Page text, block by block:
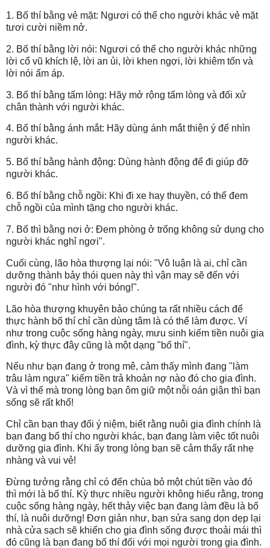
1. Bố thí bằng vẻ mặt: Ngươi có thể cho người khác vẻ mặt
tươi cười niềm nở.
2. Bố thí bằng lời nói: Ngươi có thể cho người khác những
lời cổ vũ khích lệ, lời an ủi, lời khen ngợi, lời khiêm tốn và
lời nói ấm áp.
3. Bố thí bằng tấm lòng: Hãy mở rộng tấm lòng và đối xử
chân thành với người khác.
4. Bố thí bằng ánh mắt: Hãy dùng ánh mắt thiện ý để nhìn
người khác.
5. Bố thí bằng hành động: Dùng hành động để đi giúp đỡ
người khác.
6. Bố thí bằng chỗ ngồi: Khi đi xe hay thuyền, có thể đem
chỗ ngồi của mình tặng cho người khác.
7. Bố thì bằng nơi ở: Đem phòng ở trống không sử dụng cho
người khác nghỉ ngơi".
Cuối cùng, lão hòa thượng lại nói: "Vô luận là ai, chỉ cần
dưỡng thành bảy thói quen này thì vận may sẽ đến với
người đó "như hình với bóng!".
Lão hòa thượng khuyên bảo chúng ta rất nhiều cách để
thực hành bố thí chỉ cần dùng tâm là có thể làm được. Ví
như trong cuộc sống hàng ngày, mưu sinh kiếm tiền nuôi gia
đình, kỳ thực đây cũng là một dạng "bố thí".
Nếu như bạn đang ở trong mê, cảm thấy mình đang "làm
trâu làm ngựa" kiếm tiền trả khoản nợ nào đó cho gia đình.
Và vì thế mà trong lòng bạn ôm giữ một nỗi oán giận thì bạn
sống sẽ rất khổ!
Chỉ cần bạn thay đổi ý niệm, biết rằng nuôi gia đình chính là
bạn đang bố thí cho người khác, bạn đang làm việc tốt nuôi
dưỡng gia đình. Khi ấy trong lòng bạn sẽ cảm thấy rất nhẹ
nhàng và vui vẻ!
Đừng tưởng rằng chỉ có đến chùa bỏ một chút tiền vào đó
thì mới là bố thí. Kỳ thực nhiều người không hiểu rằng, trong
cuộc sống hàng ngày, hết thảy việc bạn đang làm đều là bố
thí, là nuôi dưỡng! Đơn giản như, bạn sửa sang dọn dẹp lại
nhà cửa sạch sẽ khiến cho gia đình sống được thoải mái thì
đó cũng là bạn đang bố thí đối với mọi người trong gia đình.